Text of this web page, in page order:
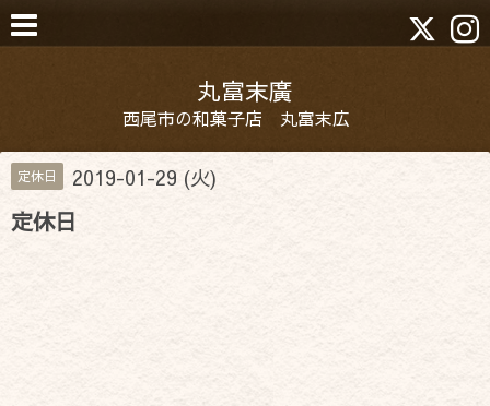
丸富末廣
西尾市の和菓子店 丸富末広
定休日 2019-01-29 (火)
定休日